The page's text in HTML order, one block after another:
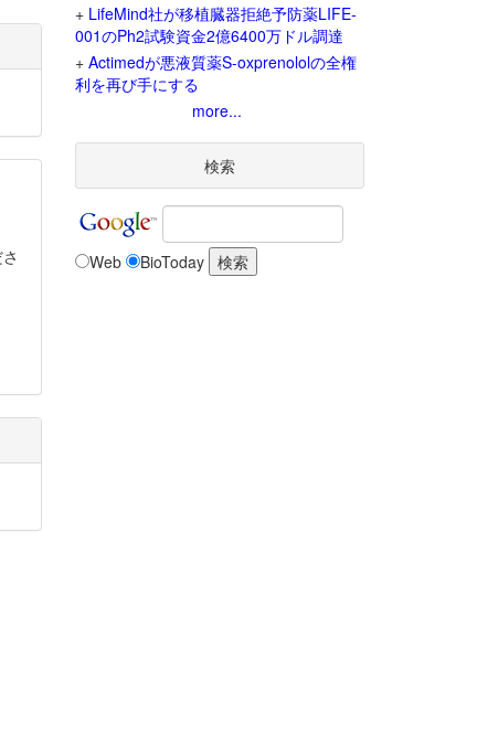
+ LifeMind社が移植臓器拒絶予防薬LIFE-
001のPh2試験資金2億6400万ドル調達
+ Actimedが悪液質薬S-oxprenololの全権
利を再び手にする
more...
検索
Web BioToday